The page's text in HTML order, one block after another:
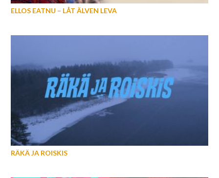
ELLOS EATNU – LÅT ÄLVEN LEVA
RÄKÄ JA ROISKIS